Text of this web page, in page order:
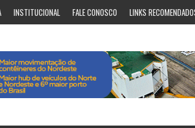
INSTITUCIONAL FALE CONOSCO LINKS